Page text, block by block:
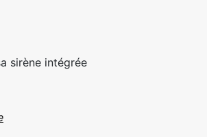
sirène intégrée